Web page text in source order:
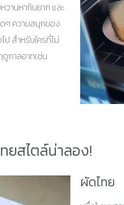
านหากินยาก และ
ๆ ความสนุกของ
ป สำหรับใครที่ไม่
กาลอาทเช่น
ยสไตล์น่าลอง!
ผัดไทย